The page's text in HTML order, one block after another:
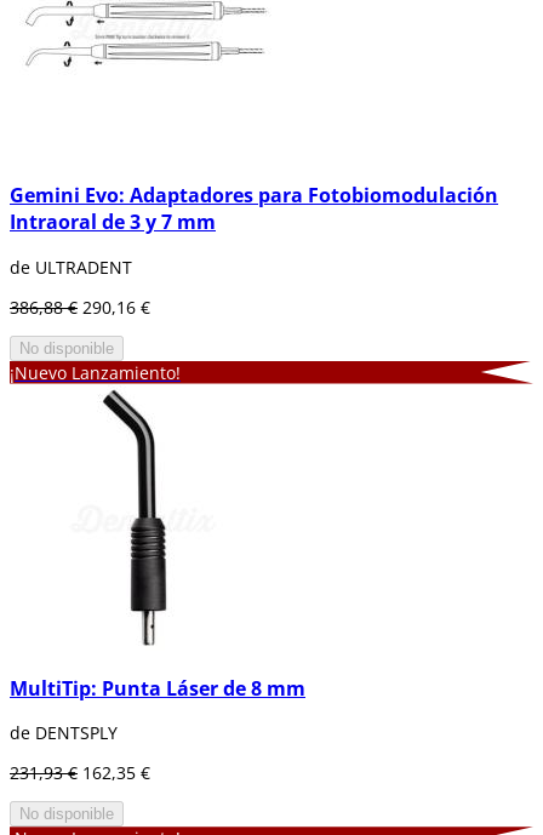
Gemini Evo: Adaptadores para Fotobiomodulación
Intraoral de 3 y 7 mm
de ULTRADENT
386,88 € 290,16 €
No disponible
¡Nuevo Lanzamiento!
MultiTip: Punta Láser de 8 mm
de DENTSPLY
231,93 € 162,35 €
No disponible